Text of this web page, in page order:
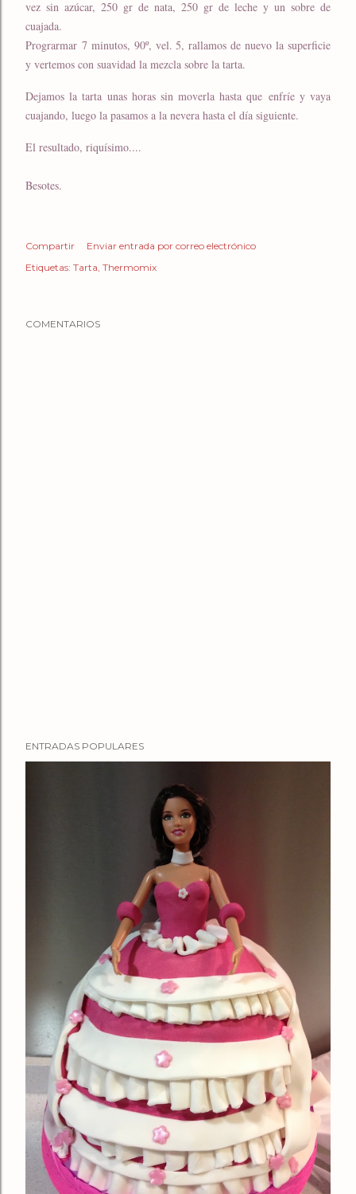
vez sin azúcar, 250 gr de nata, 250 gr de leche y un sobre de
cuajada.
Prograrmar 7 minutos, 90º, vel. 5, rallamos de nuevo la superficie
y vertemos con suavidad la mezcla sobre la tarta.
Dejamos la tarta unas horas sin moverla hasta que enfríe y vaya
cuajando, luego la pasamos a la nevera hasta el día siguiente.
El resultado, riquísimo....
Besotes.
Compartir
Enviar entrada por correo electrónico
Etiquetas: Tarta Thermomix
COMENTARIOS
ENTRADAS POPULARES